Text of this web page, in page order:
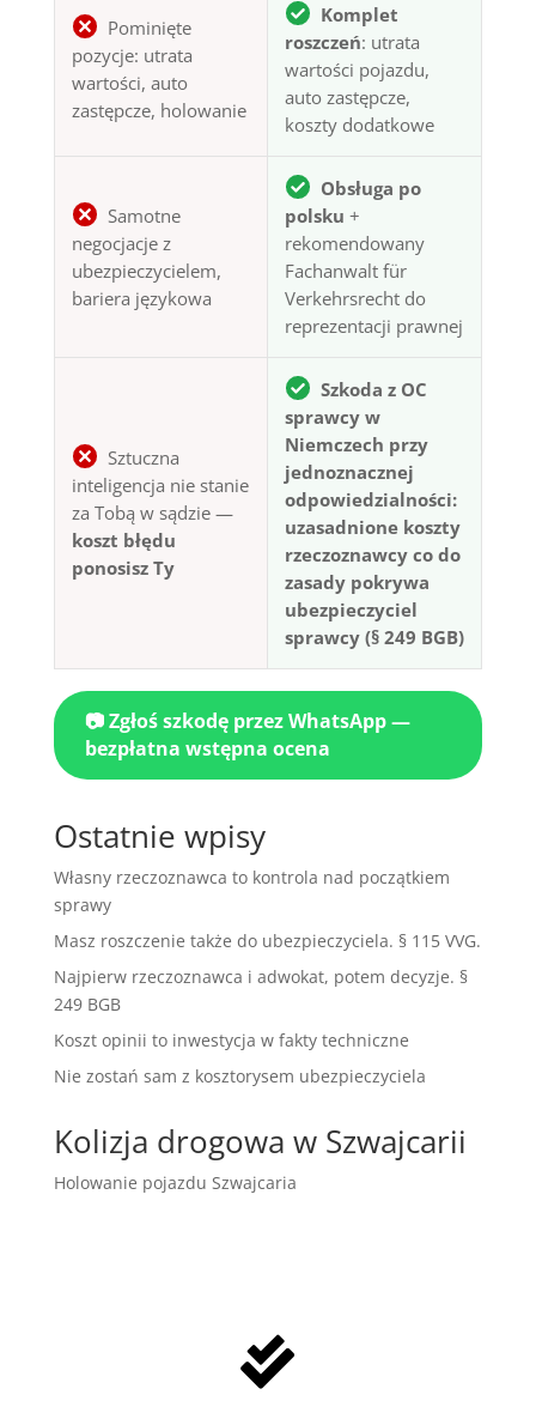
Pominięte
pozycje: utrata
wartości, auto
zastępcze, holowanie
Komplet
roszczeń: utrata
wartości pojazdu,
auto zastępcze,
koszty dodatkowe
Samotne
negocjacje z
ubezpieczycielem,
bariera językowa
Obsługa po
polsku +
rekomendowany
Fachanwalt für
Verkehrsrecht do
reprezentacji prawnej
Sztuczna
inteligencja nie stanie
za Tobą w sądzie —
koszt błędu
ponosisz Ty
Szkoda z OC
sprawcy w
Niemczech przy
jednoznacznej
odpowiedzialności:
uzasadnione koszty
rzeczoznawcy co do
zasady pokrywa
ubezpieczyciel
sprawcy (§ 249 BGB)
📷 Zgłoś szkodę przez WhatsApp —
bezpłatna wstępna ocena
Ostatnie wpisy
Własny rzeczoznawca to kontrola nad początkiem
sprawy
Masz roszczenie także do ubezpieczyciela. § 115 VVG.
Najpierw rzeczoznawca i adwokat, potem decyzje. §
249 BGB
Koszt opinii to inwestycja w fakty techniczne
Nie zostań sam z kosztorysem ubezpieczyciela
Kolizja drogowa w Szwajcarii
Holowanie pojazdu Szwajcaria
